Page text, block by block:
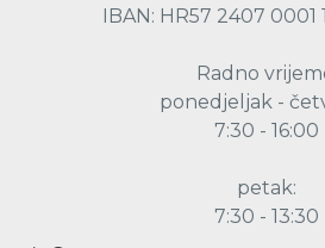
IBAN: HR57 2407 0001
Radno
ponedjeljak -
7:30 - 16:00
petak:
7:30 - 13:30